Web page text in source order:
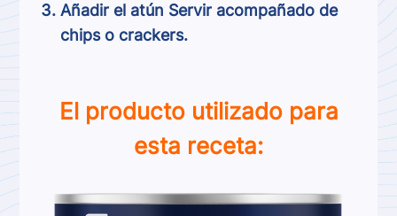
Añadir el atún Servir acompañado de
chips o crackers.
El producto utilizado para
esta receta: